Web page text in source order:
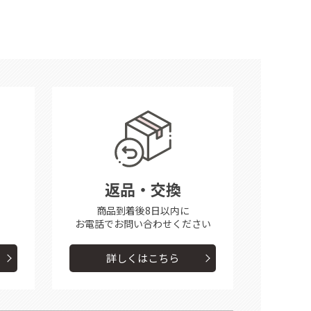
返品・交換
商品到着後8日以内に
お電話でお問い合わせください
詳しくはこちら